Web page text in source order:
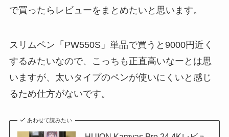
で買ったらレビューをまとめたいと思います。
スリムペン「PW550S」単品で買うと9000円近く
するみたいなので、こっちも正直高いなーとは思
いますが、太いタイプのペンが使いにくいと感じ
るため仕方がないです。
あわせて読みたい